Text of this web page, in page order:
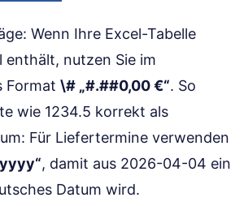
Wenn Ihre Excel-Tabelle
enthält, nutzen Sie im
Format \# „#.##0,00 €“. So
wie 1234.5 korrekt als
Für Liefertermine verwenden
, damit aus 2026-04-04 ein
Datum wird.